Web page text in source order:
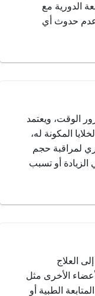
الدورية مع
عدم حدوث أي
الوقت، ويعتمد
المكونة له،
لمراقبة حجم
الزيادة أو تسبب
العلاج
الأخرى مثل
الطبية أو